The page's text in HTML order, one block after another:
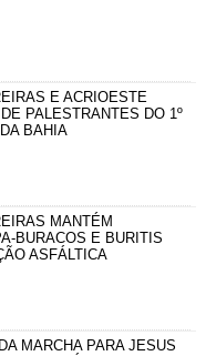
E ACRIOESTE
PALESTRANTES DO 1º
BAHIA
MANTÉM
BURACOS E BURITIS
ASFÁLTICA
MARCHA PARA JESUS